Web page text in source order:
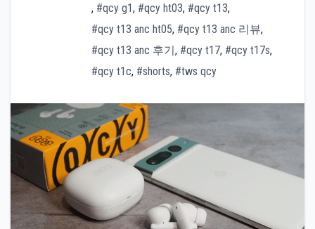
, #qcy g1, #qcy ht03, #qcy t13,
#qcy t13 anc ht05, #qcy t13 anc 리뷰,
#qcy t13 anc 후기, #qcy t17, #qcy t17s,
#qcy t1c, #shorts, #tws qcy